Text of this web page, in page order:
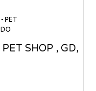
SHOP , GD,